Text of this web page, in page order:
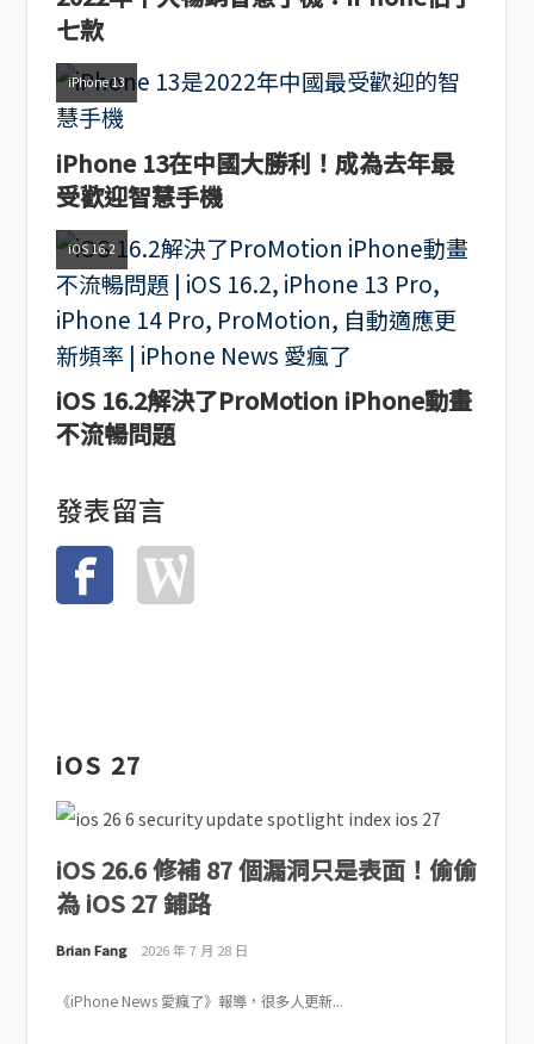
七款
iPhone 13
iPhone 13在中國大勝利！成為去年最
受歡迎智慧手機
iOS 16.2
iOS 16.2解決了ProMotion iPhone動畫
不流暢問題
發表留言
iOS 27
iOS 26.6 修補 87 個漏洞只是表面！偷偷
為 iOS 27 鋪路
Brian Fang 2026 年 7 月 28 日
《iPhone News 愛瘋了》報導，很多人更新...